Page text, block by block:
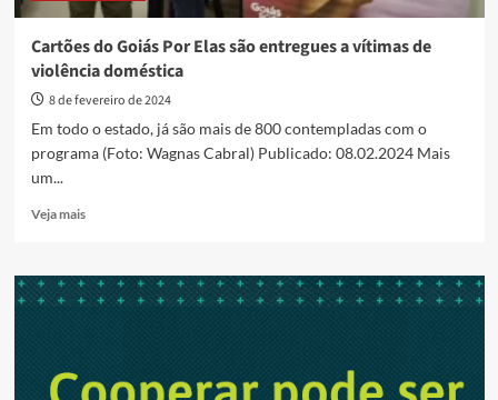
Cartões do Goiás Por Elas são entregues a vítimas de
violência doméstica
8 de fevereiro de 2024
Em todo o estado, já são mais de 800 contempladas com o
programa (Foto: Wagnas Cabral) Publicado: 08.02.2024 Mais
um...
Veja maisRead
Cartões
do
são